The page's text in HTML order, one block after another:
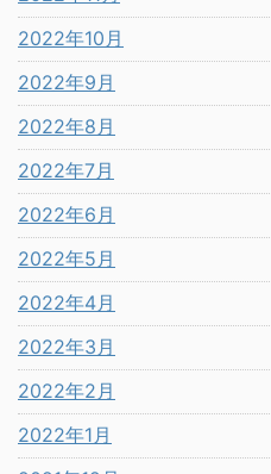
2022年10月
2022年9月
2022年8月
2022年7月
2022年6月
2022年5月
2022年4月
2022年3月
2022年2月
2022年1月